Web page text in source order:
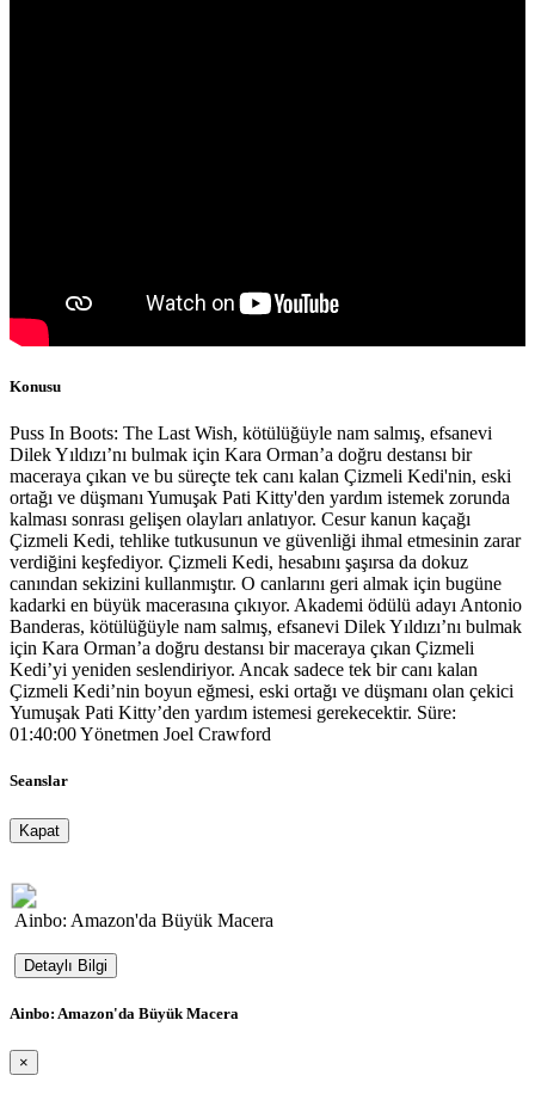
Konusu
Puss In Boots: The Last Wish, kötülüğüyle nam salmış, efsanevi
Dilek Yıldızı’nı bulmak için Kara Orman’a doğru destansı bir
maceraya çıkan ve bu süreçte tek canı kalan Çizmeli Kedi'nin, eski
ortağı ve düşmanı Yumuşak Pati Kitty'den yardım istemek zorunda
kalması sonrası gelişen olayları anlatıyor. Cesur kanun kaçağı
Çizmeli Kedi, tehlike tutkusunun ve güvenliği ihmal etmesinin zarar
verdiğini keşfediyor. Çizmeli Kedi, hesabını şaşırsa da dokuz
canından sekizini kullanmıştır. O canlarını geri almak için bugüne
kadarki en büyük macerasına çıkıyor. Akademi ödülü adayı Antonio
Banderas, kötülüğüyle nam salmış, efsanevi Dilek Yıldızı’nı bulmak
için Kara Orman’a doğru destansı bir maceraya çıkan Çizmeli
Kedi’yi yeniden seslendiriyor. Ancak sadece tek bir canı kalan
Çizmeli Kedi’nin boyun eğmesi, eski ortağı ve düşmanı olan çekici
Yumuşak Pati Kitty’den yardım istemesi gerekecektir. Süre:
01:40:00 Yönetmen Joel Crawford
Seanslar
Kapat
Ainbo: Amazon'da Büyük Macera
Detaylı Bilgi
Ainbo: Amazon'da Büyük Macera
×